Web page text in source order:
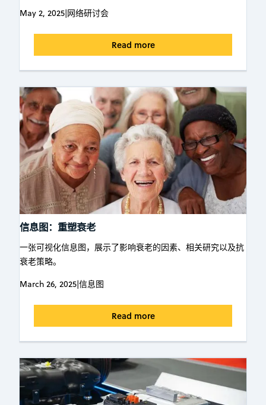
May 2, 2025|网络研讨会
Read more
信息图：重塑衰老
一张可视化信息图，展示了影响衰老的因素、相关研究以及抗
衰老策略。
March 26, 2025|信息图
Read more